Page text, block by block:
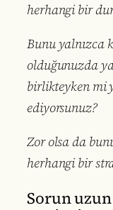
herhangi bir
Bunu yalnızca
olduğunuzda
birlikteyken mi
ediyorsunuz?
Zor olsa da
herhangi bir
Sorun